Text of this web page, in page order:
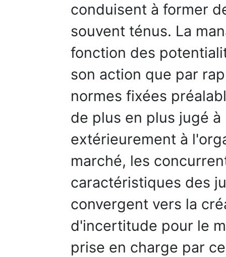
conduisent à former
souvent ténus. La
fonction des
son action que par
normes fixées
de plus en plus jugé
extérieurement à
marché, les
caractéristiques des
convergent vers la
d'incertitude pour le
prise en charge par